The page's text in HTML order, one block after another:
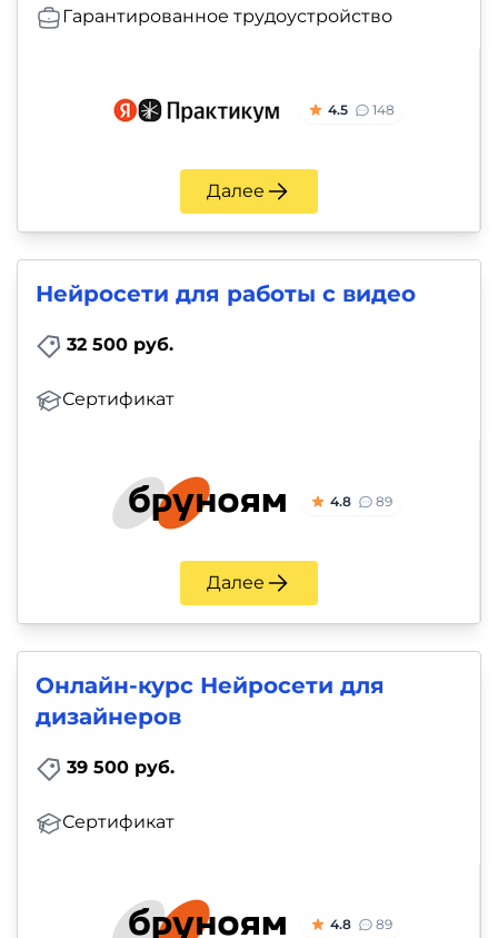
Гарантированное трудоустройство
4.5 148
Далее
Нейросети для работы с видео
32 500 руб.
Сертификат
4.8 89
Далее
Онлайн-курс Нейросети для
дизайнеров
39 500 руб.
Сертификат
4.8 89